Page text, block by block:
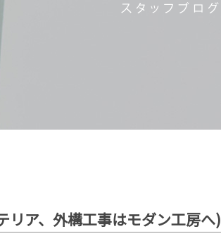
ア、外構工事はモダン工房へ)